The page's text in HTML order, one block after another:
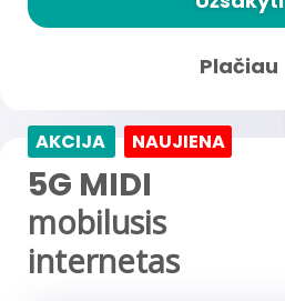
Plačiau
AKCIJA NAUJIENA
5G MIDI
mobilusis
internetas